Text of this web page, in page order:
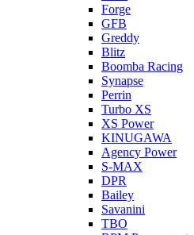
Forge
GFB
Greddy
Blitz
Boomba Racing
Synapse
Perrin
Turbo XS
XS Power
KINUGAWA
Agency Power
S-MAX
DPR
Bailey
Savanini
TBO